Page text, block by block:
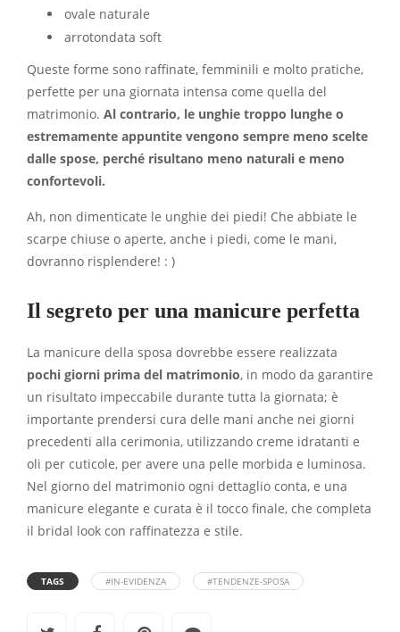
ovale naturale
arrotondata soft
Queste forme sono raffinate, femminili e molto pratiche,
perfette per una giornata intensa come quella del
matrimonio. Al contrario, le unghie troppo lunghe o
estremamente appuntite vengono sempre meno scelte
dalle spose, perché risultano meno naturali e meno
confortevoli.
Ah, non dimenticate le unghie dei piedi! Che abbiate le
scarpe chiuse o aperte, anche i piedi, come le mani,
dovranno risplendere! : )
Il segreto per una manicure perfetta
La manicure della sposa dovrebbe essere realizzata
pochi giorni prima del matrimonio, in modo da garantire
un risultato impeccabile durante tutta la giornata; è
importante prendersi cura delle mani anche nei giorni
precedenti alla cerimonia, utilizzando creme idratanti e
oli per cuticole, per avere una pelle morbida e luminosa.
Nel giorno del matrimonio ogni dettaglio conta, e una
manicure elegante e curata è il tocco finale, che completa
il bridal look con raffinatezza e stile.
TAGS #IN-EVIDENZA #TENDENZE-SPOSA